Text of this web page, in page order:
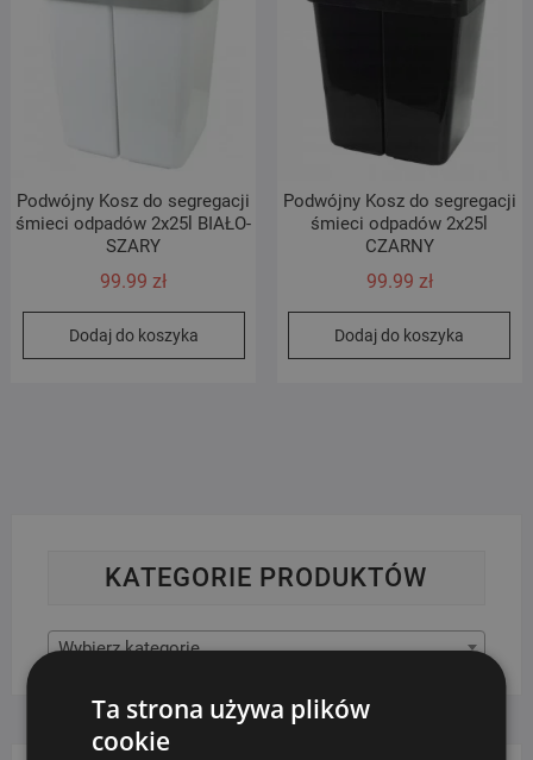
Podwójny Kosz do segregacji
śmieci odpadów 2x25l BIAŁO-
SZARY
99.99zł
Dodaj do koszyka
Podwójny Kosz do segregacji
śmieci odpadów 2x25l
CZARNY
99.99 zł
Dodaj do koszyka
KATEGORIE PRODUKTÓW
Wybierz kategorię
Ta strona używa plików
cookie